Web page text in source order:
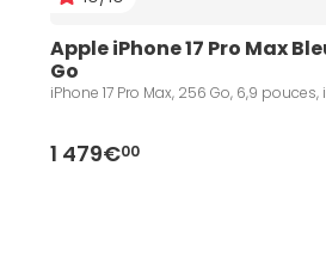
Apple iPhone 17 Pro Max
Go
iPhone 17 Pro Max, 256 Go, 6,9 pouces,
1 479€00